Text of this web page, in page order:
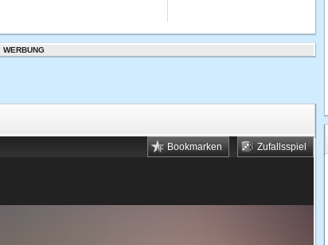
WERBUNG
Zufallsspiel
Bookmarken